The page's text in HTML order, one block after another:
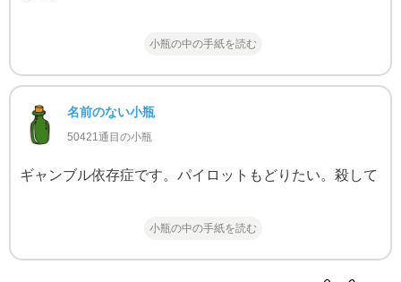
小瓶の中の手紙を読む
名前のない小瓶
50421通目の小瓶
ギャンブル依存症です。パイロットもどりたい。殺して
小瓶の中の手紙を読む